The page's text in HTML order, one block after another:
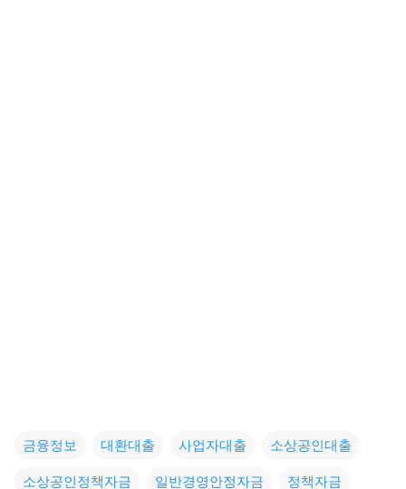
금융정보 대환대출 사업자대출 소상공인대출
소상공인정책자금 일반경영안정자금 정책자금